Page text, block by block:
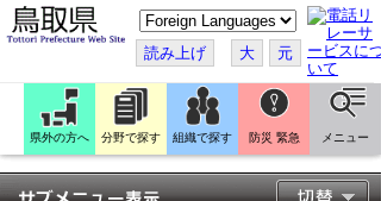
こ
の
ペ
ー
ジ
翻
訳
す
る
読み上げ 大 元
県外の方へ 分野で探す 組織で探す 防災 緊急 メニュー